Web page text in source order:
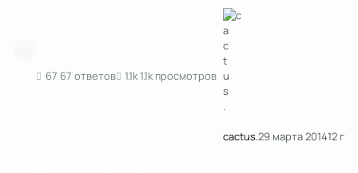
67 ответов 1.1k просмотров
cactus.29 марта 201412 г